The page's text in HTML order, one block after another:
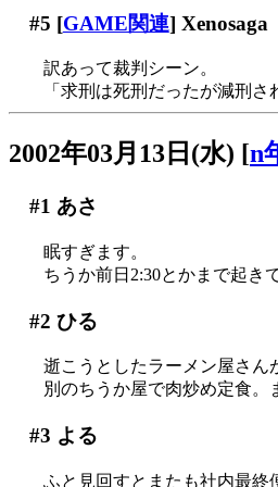
#5 [GAME関連] Xenosaga
訳あって裁判シーン。
「求刑は死刑だったが減刑
2002年03月13日(水) [n
#1 あさ
眠すぎます。
ちうか前日2:30とかまで起き
#2 ひる
逝こうとしたラーメン屋さん
別のちうか屋で肉炒め定食。
#3 よる
ふと見回すとまたも社内最終